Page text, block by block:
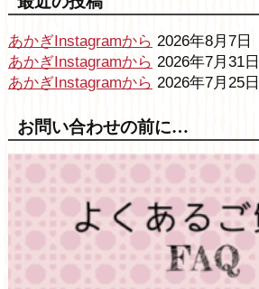
あかぎInstagramから 2026年8月7日
あかぎInstagramから 2026年7月31日
あかぎInstagramから 2026年7月25日
お問い合わせの前に…